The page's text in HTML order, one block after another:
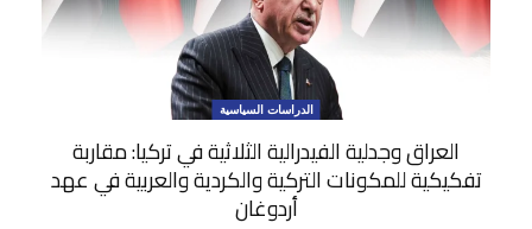
الدراسات السياسية
العراق وجدلية الفيدرالية الثلاثية في تركيا: مقاربة
تفكيكية للمكونات التركية والكردية والعربية في عهد
أردوغان